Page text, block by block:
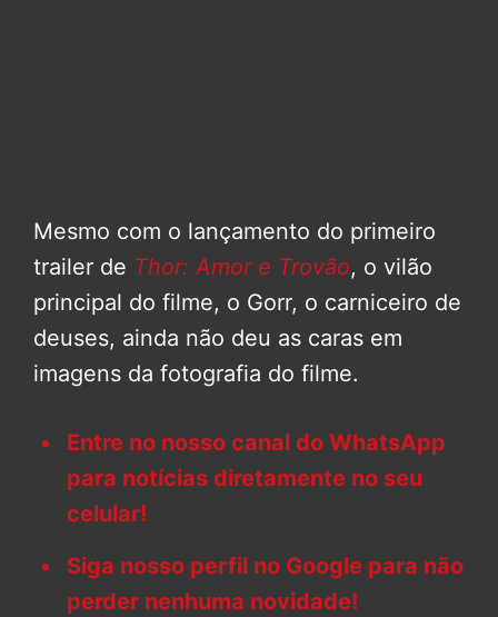
Mesmo com o lançamento do primeiro
trailer de Thor: Amor e Trovão, o vilão
principal do filme, o Gorr, o carniceiro de
deuses, ainda não deu as caras em
imagens da fotografia do filme.
Entre no nosso canal do WhatsApp
para notícias diretamente no seu
celular!
Siga nosso perfil no Google para não
perder nenhuma novidade!